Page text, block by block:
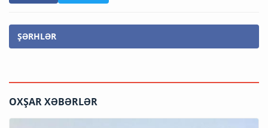
ŞƏRHLƏR
OXŞAR XƏBƏRLƏR